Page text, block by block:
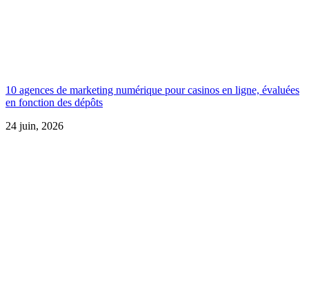
10 agences de marketing numérique pour casinos en ligne, évaluées
en fonction des dépôts
24 juin, 2026